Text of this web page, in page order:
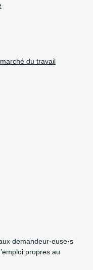
du travail
demandeur·euse·s
propres au